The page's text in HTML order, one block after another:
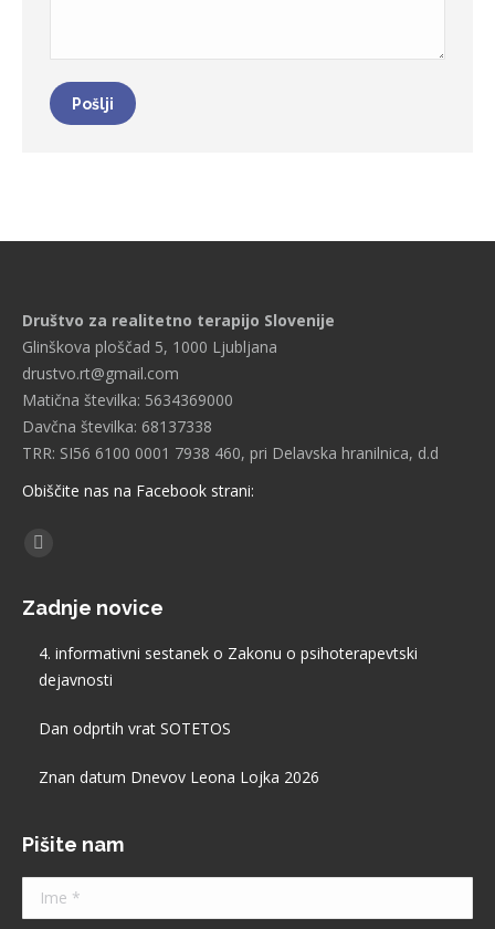
Pošlji
Društvo za realitetno terapijo Slovenije
Glinškova ploščad 5, 1000 Ljubljana
drustvo.rt@gmail.com
Matična številka: 5634369000
Davčna številka: 68137338
TRR: SI56 6100 0001 7938 460, pri Delavska hranilnica, d.d
Obiščite nas na Facebook strani:
Find us on:
Facebook
opens
new
Zadnje novice
4. informativni sestanek o Zakonu o psihoterapevtski
dejavnosti
Dan odprtih vrat SOTETOS
Znan datum Dnevov Leona Lojka 2026
Pišite nam
Ime *